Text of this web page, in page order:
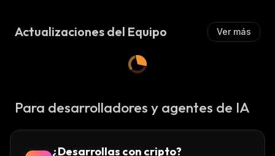
:
Actualizaciones del Equipo Ver más
Para desarrolladores y agentes de IA
¿Desarrollas con cripto?